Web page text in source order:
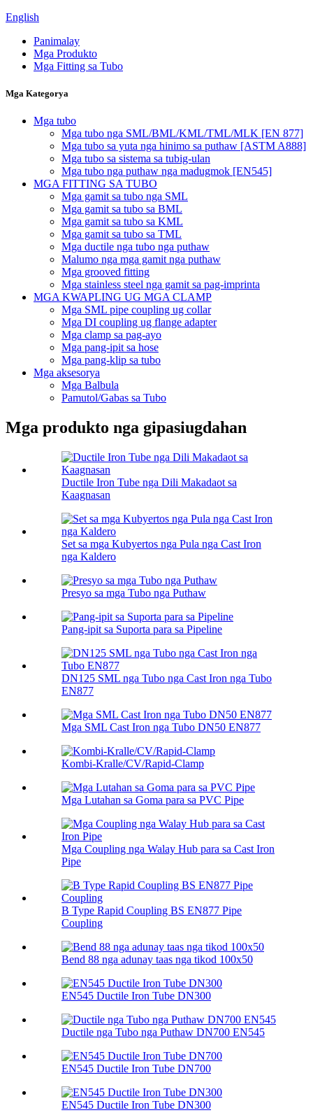
English
Panimalay
Mga Produkto
Mga Fitting sa Tubo
Mga Kategorya
Mga tubo
Mga tubo nga SML/BML/KML/TML/MLK [EN 877]
Mga tubo sa yuta nga hinimo sa puthaw [ASTM A888]
Mga tubo sa sistema sa tubig-ulan
Mga tubo nga puthaw nga madugmok [EN545]
MGA FITTING SA TUBO
Mga gamit sa tubo nga SML
Mga gamit sa tubo sa BML
Mga gamit sa tubo sa KML
Mga gamit sa tubo sa TML
Mga ductile nga tubo nga puthaw
Malumo nga mga gamit nga puthaw
Mga grooved fitting
Mga stainless steel nga gamit sa pag-imprinta
MGA KWAPLING UG MGA CLAMP
Mga SML pipe coupling ug collar
Mga DI coupling ug flange adapter
Mga clamp sa pag-ayo
Mga pang-ipit sa hose
Mga pang-klip sa tubo
Mga aksesorya
Mga Balbula
Pamutol/Gabas sa Tubo
Mga produkto nga gipasiugdahan
Ductile Iron Tube nga Dili Makadaot sa
Kaagnasan
Set sa mga Kubyertos nga Pula nga Cast Iron
nga Kaldero
Presyo sa mga Tubo nga Puthaw
Pang-ipit sa Suporta para sa Pipeline
DN125 SML nga Tubo nga Cast Iron nga Tubo
EN877
Mga SML Cast Iron nga Tubo DN50 EN877
Kombi-Kralle/CV/Rapid-Clamp
Mga Lutahan sa Goma para sa PVC Pipe
Mga Coupling nga Walay Hub para sa Cast Iron
Pipe
B Type Rapid Coupling BS EN877 Pipe
Coupling
Bend 88 nga adunay taas nga tikod 100х50
EN545 Ductile Iron Tube DN300
Ductile nga Tubo nga Puthaw DN700 EN545
EN545 Ductile Iron Tube DN700
EN545 Ductile Iron Tube DN300